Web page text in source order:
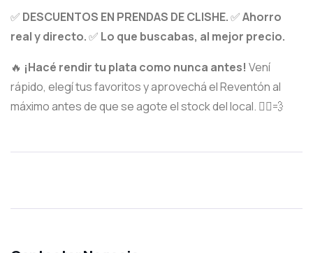
✅ DESCUENTOS EN PRENDAS DE CLISHE.✅Ahorro
real y directo.✅ Lo que buscabas, al mejor precio.
🔥 ¡Hacé rendir tu plata como nunca antes! Vení
rápido, elegí tus favoritos y aprovechá el Reventón al
máximo antes de que se agote el stock del local. 🏃‍♂️💨